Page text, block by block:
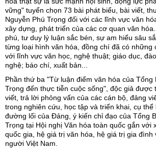
vững" tuyển chọn 73 bài phát biểu, bài viết,
Nguyễn Phú Trọng đối với các lĩnh vực văn
xây dựng, phát triển của các cơ quan văn
phú, tư duy lý luận sắc bén, sự am hiểu sâu
từng loại hình văn hóa, đồng chí đã có những
với lĩnh vực văn học, nghệ thuật; giáo dục,
nghệ; báo chí, xuất bản...
Phần thứ ba "Từ luận điểm văn hóa của Tổng
Trọng đến thực tiễn cuộc sống", độc giả được
viết, trả lời phỏng vấn của các cán bộ, đảng
trong nghiên cứu, học tập và triển khai, cụ thể
đường lối của Đảng, ý kiến chỉ đạo của Tổng
Trọng tại Hội nghị Văn hóa toàn quốc gắn với
quốc gia, hệ giá trị văn hóa, hệ giá trị gia đình
người Việt Nam.